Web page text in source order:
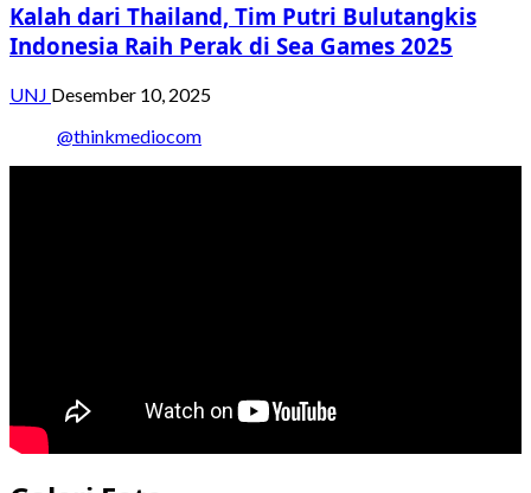
Kalah dari Thailand, Tim Putri Bulutangkis
Indonesia Raih Perak di Sea Games 2025
UNJ Desember 10, 2025
@thinkmediocom